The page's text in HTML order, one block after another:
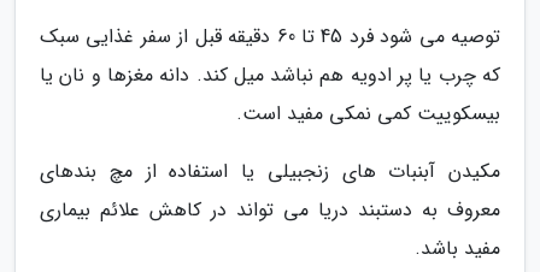
توصیه می شود فرد 45 تا 60 دقیقه قبل از سفر غذایی سبک
که چرب یا پر ادویه هم نباشد میل کند. دانه مغزها و نان یا
بیسکوییت کمی نمکی مفید است.
مکیدن آبنبات های زنجبیلی یا استفاده از مچ بندهای
معروف به دستبند دریا می تواند در کاهش علائم بیماری
مفید باشد.